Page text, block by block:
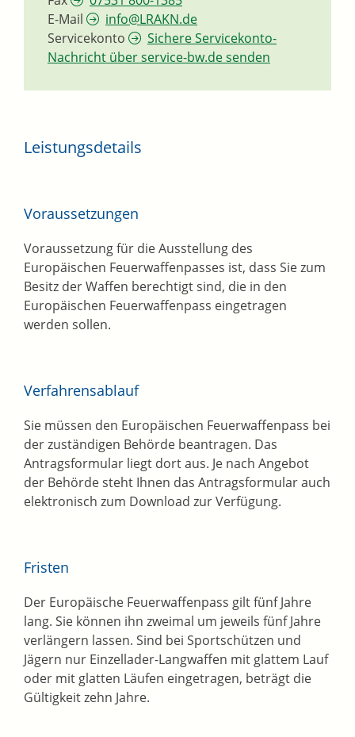
E-Mail
info@LRAKN.de
Servicekonto
Sichere Servicekonto-
Nachricht über service-bw.de senden
Leistungsdetails
Voraussetzungen
Voraussetzung für die Ausstellung des
Europäischen Feuerwaffenpasses ist, dass Sie zum
Besitz der Waffen berechtigt sind, die in den
Europäischen Feuerwaffenpass eingetragen
werden sollen.
Verfahrensablauf
Sie müssen den Europäischen Feuerwaffenpass bei
der zuständigen Behörde beantragen. Das
Antragsformular liegt dort aus. Je nach Angebot
der Behörde steht Ihnen das Antragsformular auch
elektronisch zum Download zur Verfügung.
Fristen
Der Europäische Feuerwaffenpass gilt fünf Jahre
lang. Sie können ihn zweimal um jeweils fünf Jahre
verlängern lassen. Sind bei Sportschützen und
Jägern nur Einzellader-Langwaffen mit glattem Lauf
oder mit glatten Läufen eingetragen, beträgt die
Gültigkeit zehn Jahre.